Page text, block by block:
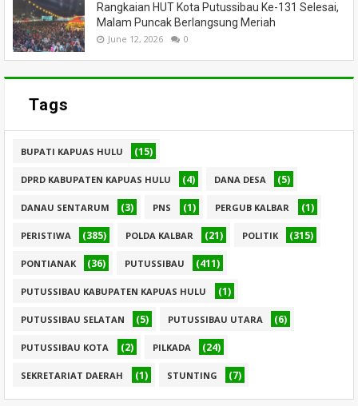
Rangkaian HUT Kota Putussibau Ke-131 Selesai,
Malam Puncak Berlangsung Meriah
June 12, 2026 0
Tags
BUPATI KAPUAS HULU (15)
DPRD KABUPATEN KAPUAS HULU (4) DANA DESA (5)
DANAU SENTARUM (3) PNS (1) PERGUB KALBAR (1)
PERISTIWA (385) POLDA KALBAR (21) POLITIK (315)
PONTIANAK (36) PUTUSSIBAU (411)
PUTUSSIBAU KABUPATEN KAPUAS HULU (1)
PUTUSSIBAU SELATAN (5) PUTUSSIBAU UTARA (6)
PUTUSSIBAU KOTA (2) PILKADA (24)
SEKRETARIAT DAERAH (1) STUNTING (7)